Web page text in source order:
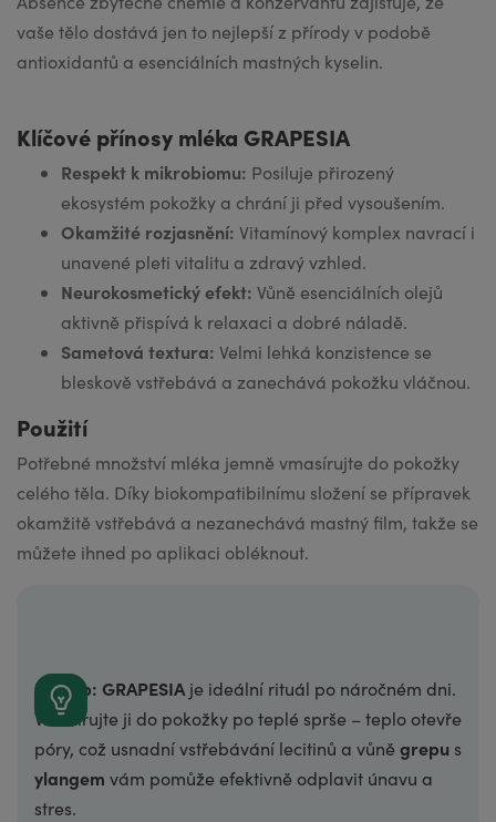
vaše tělo dostává jen to nejlepší z přírody v podobě
antioxidantů a esenciálních mastných kyselin.
Klíčové přínosy mléka GRAPESIA
Respekt k mikrobiomu: Posiluje přirozený
ekosystém pokožky a chrání ji před vysoušením.
Okamžité rozjasnění: Vitamínový komplex navrací i
unavené pleti vitalitu a zdravý vzhled.
Neurokosmetický efekt: Vůně esenciálních olejů
aktivně přispívá k relaxaci a dobré náladě.
Sametová textura: Velmi lehká konzistence se
bleskově vstřebává a zanechává pokožku vláčnou.
Použití
Potřebné množství mléka jemně vmasírujte do pokožky
celého těla. Díky biokompatibilnímu složení se přípravek
okamžitě vstřebává a nezanechává mastný film, takže se
můžete ihned po aplikaci obléknout.
Náš tip: GRAPESIAje ideální rituál po náročném dni.
Vmasírujte ji do pokožky po teplé sprše – teplo otevře
póry, což usnadní vstřebávání lecitinů a vůně grepu s
ylangem vám pomůže efektivně odplavit únavu a
stres.